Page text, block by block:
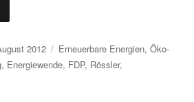
2012 Kategorien
Erneuerbare Energien,Öko-
, Energiewende, FDP, Rössler,